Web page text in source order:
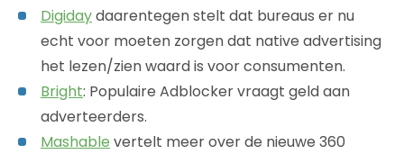
Digidaydaarentegen stelt dat bureaus er nu
echt voor moeten zorgen dat native advertising
het lezen/zien waard is voor consumenten.
Bright: Populaire Adblocker vraagt geld aan
adverteerders.
Mashable vertelt meer over de nieuwe 360